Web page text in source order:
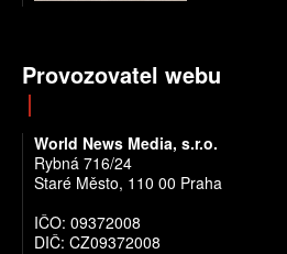
Provozovatel webu
World News Media, s.r.o.
Rybná 716/24
Staré Město, 110 00 Praha
IČO: 09372008
DIČ: CZ09372008